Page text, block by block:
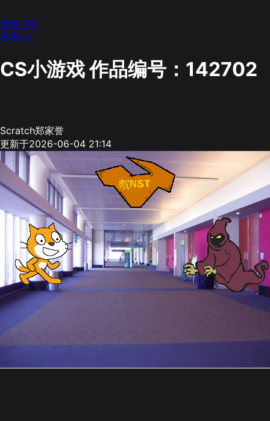
墨墨打字
墨墨OJ
CS小游戏作品编号：142702
Scratch郑家誉
更新于2026-06-04 21:14